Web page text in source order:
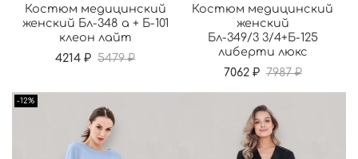
Костюм медицинский
женский Бл-348 а + Б-101
клеон лайт
4214 ₽ 5479 ₽
Костюм медицинский
женский
Бл-349/3 3/4+Б-125
либерти люкс
7062 ₽ 7987 ₽
-12%